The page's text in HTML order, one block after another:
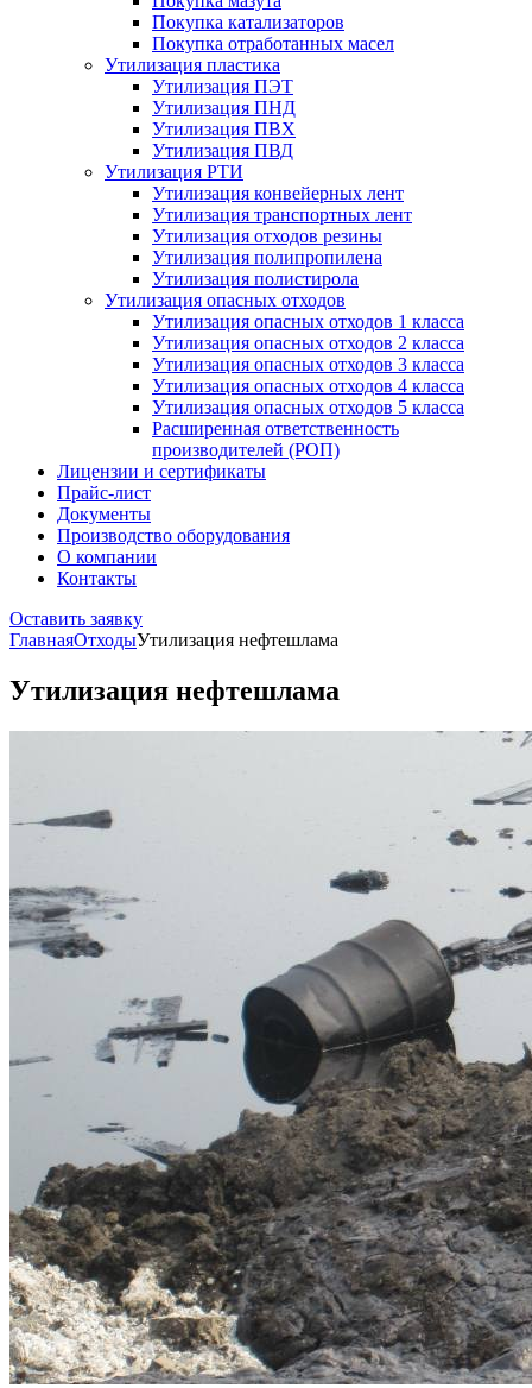
Покупка катализаторов
Покупка отработанных масел
Утилизация пластика
Утилизация ПЭТ
Утилизация ПНД
Утилизация ПВХ
Утилизация ПВД
Утилизация РТИ
Утилизация конвейерных лент
Утилизация транспортных лент
Утилизация отходов резины
Утилизация полипропилена
Утилизация полистирола
Утилизация опасных отходов
Утилизация опасных отходов 1 класса
Утилизация опасных отходов 2 класса
Утилизация опасных отходов 3 класса
Утилизация опасных отходов 4 класса
Утилизация опасных отходов 5 класса
Расширенная ответственность
производителей (РОП)
Лицензии и сертификаты
Прайс-лист
Документы
Производство оборудования
О компании
Контакты
Оставить заявку
ГлавнаяОтходыУтилизация нефтешлама
Утилизация нефтешлама